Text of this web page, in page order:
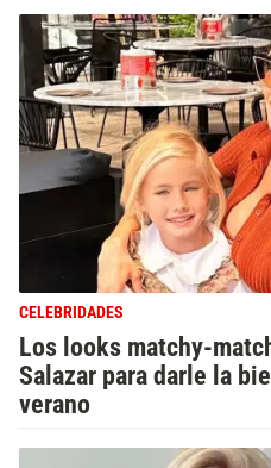
CELEBRIDADES
Los looks matchy-
Salazar para darle la
verano